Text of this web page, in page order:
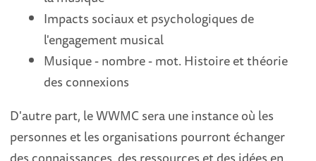
Impacts sociaux et psychologiques de
l'engagement musical
Musique - nombre - mot. Histoire et théorie
des connexions
D'autre part, le WWMC sera une instance où les
personnes et les organisations pourront échanger